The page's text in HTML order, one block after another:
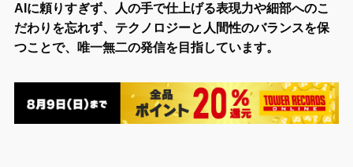
AIに頼りすぎず、人の手で仕上げる表現力や細部へのこ
だわりを忘れず、テクノロジーと人間性のバランスを保
つことで、唯一無二の発信を目指しています。